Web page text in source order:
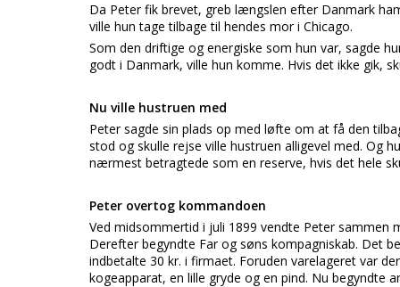
Da Peter fik brevet, greb længslen efter Danmark
ville hun tage tilbage til hendes mor i Chicago.
Som den driftige og energiske som hun var, sagde
godt i Danmark, ville hun komme. Hvis det ikke gik,
Nu ville hustruen med
Peter sagde sin plads op med løfte om at få den
stod og skulle rejse ville hustruen alligevel med. Og
nærmest betragtede som en reserve, hvis det hele
Peter overtog kommandoen
Ved midsommertid i juli 1899 vendte Peter sammen
Derefter begyndte Far og søns kompagniskab. Det
indbetalte 30 kr. i firmaet. Foruden varelageret var
kogeapparat, en lille gryde og en pind. Nu begyndte